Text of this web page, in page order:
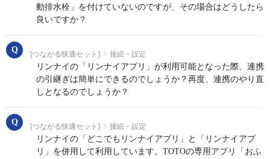
動排水栓」を付けていないのですが、その場合はどうしたら
良いですか？
[つながる快適セット] 接続・設定
リンナイの「リンナイアプリ」が利用可能となった際、連携
の引継ぎは簡単にできるのでしょうか？再度、連携のやり直
しとなるのでしょうか？
[つながる快適セット] 接続・設定
リンナイの「どこでもリンナイアプリ」と「リンナイアプ
リ」を併用して利用しています。TOTOの専用アプリ「おふ